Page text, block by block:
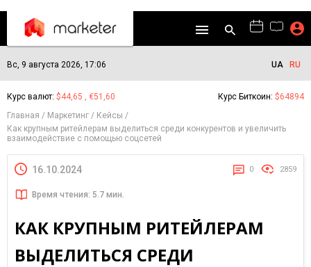
Вс, 9 августа 2026, 17:06 UA RU
Курс валют: $44,65 , €51,60 Курс Биткоин: $64894
Главная
Маркетинг
Кейсы
Как крупным ритейлерам выделиться среди конкурентов и увеличить
взаимодействие с помощью соцсетей
16.10.2024 0 2859
Время чтения: 5.7 мин.
КАК КРУПНЫМ РИТЕЙЛЕРАМ
ВЫДЕЛИТЬСЯ СРЕДИ